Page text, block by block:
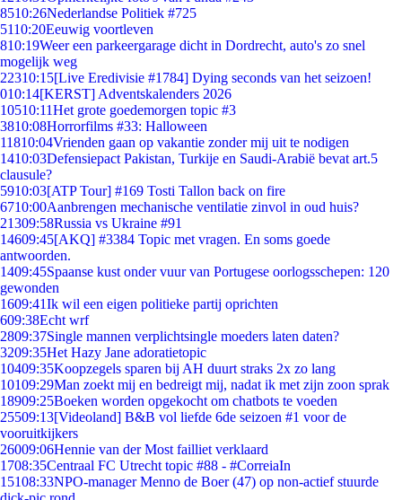
8510:26Nederlandse Politiek #725
5110:20Eeuwig voortleven
810:19Weer een parkeergarage dicht in Dordrecht, auto's zo snel
mogelijk weg
22310:15[Live Eredivisie #1784] Dying seconds van het seizoen!
010:14[KERST] Adventskalenders 2026
10510:11Het grote goedemorgen topic #3
3810:08Horrorfilms #33: Halloween
11810:04Vrienden gaan op vakantie zonder mij uit te nodigen
1410:03Defensiepact Pakistan, Turkije en Saudi-Arabië bevat art.5
clausule?
5910:03[ATP Tour] #169 Tosti Tallon back on fire
6710:00Aanbrengen mechanische ventilatie zinvol in oud huis?
21309:58Russia vs Ukraine #91
14609:45[AKQ] #3384 Topic met vragen. En soms goede
antwoorden.
1409:45Spaanse kust onder vuur van Portugese oorlogsschepen: 120
gewonden
1609:41Ik wil een eigen politieke partij oprichten
609:38Echt wrf
2809:37Single mannen verplichtsingle moeders laten daten?
3209:35Het Hazy Jane adoratietopic
10409:35Koopzegels sparen bij AH duurt straks 2x zo lang
10109:29Man zoekt mij en bedreigt mij, nadat ik met zijn zoon sprak
18909:25Boeken worden opgekocht om chatbots te voeden
25509:13[Videoland] B&B vol liefde 6de seizoen #1 voor de
vooruitkijkers
26009:06Hennie van der Most failliet verklaard
1708:35Centraal FC Utrecht topic #88 - #CorreiaIn
15108:33NPO-manager Menno de Boer (47) op non-actief stuurde